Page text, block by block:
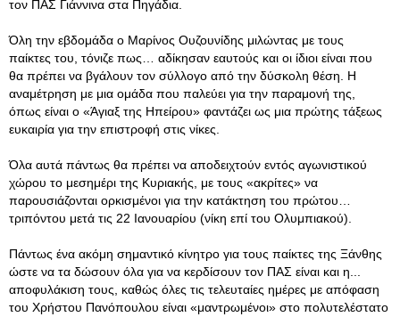
τον ΠΑΣ Γιάννινα στα Πηγάδια.
Όλη την εβδομάδα ο Μαρίνος Ουζουνίδης μιλώντας με τους
παίκτες του, τόνιζε πως… αδίκησαν εαυτούς και οι ίδιοι είναι που
θα πρέπει να βγάλουν τον σύλλογο από την δύσκολη θέση. Η
αναμέτρηση με μια ομάδα που παλεύει για την παραμονή της,
όπως είναι ο «Άγιαξ της Ηπείρου» φαντάζει ως μια πρώτης τάξεως
ευκαιρία για την επιστροφή στις νίκες.
Όλα αυτά πάντως θα πρέπει να αποδειχτούν εντός αγωνιστικού
χώρου το μεσημέρι της Κυριακής, με τους «ακρίτες» να
παρουσιάζονται ορκισμένοι για την κατάκτηση του πρώτου…
τριπόντου μετά τις 22 Ιανουαρίου (νίκη επί του Ολυμπιακού).
Πάντως ένα ακόμη σημαντικό κίνητρο για τους παίκτες της Ξάνθης
ώστε να τα δώσουν όλα για να κερδίσουν τον ΠΑΣ είναι και η...
αποφυλάκιση τους, καθώς όλες τις τελευταίες ημέρες με απόφαση
του Χρήστου Πανόπουλου είναι «μαντρωμένοι» στο πολυτελέστατο